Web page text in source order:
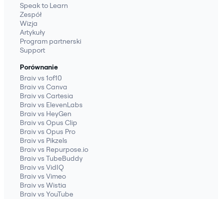
Speak to Learn
Zespół
Wizja
Artykuły
Program partnerski
Support
Porównanie
Braiv vs 1of10
Braiv vs Canva
Braiv vs Cartesia
Braiv vs ElevenLabs
Braiv vs HeyGen
Braiv vs Opus Clip
Braiv vs Opus Pro
Braiv vs Pikzels
Braiv vs Repurpose.io
Braiv vs TubeBuddy
Braiv vs VidIQ
Braiv vs Vimeo
Braiv vs Wistia
Braiv vs YouTube